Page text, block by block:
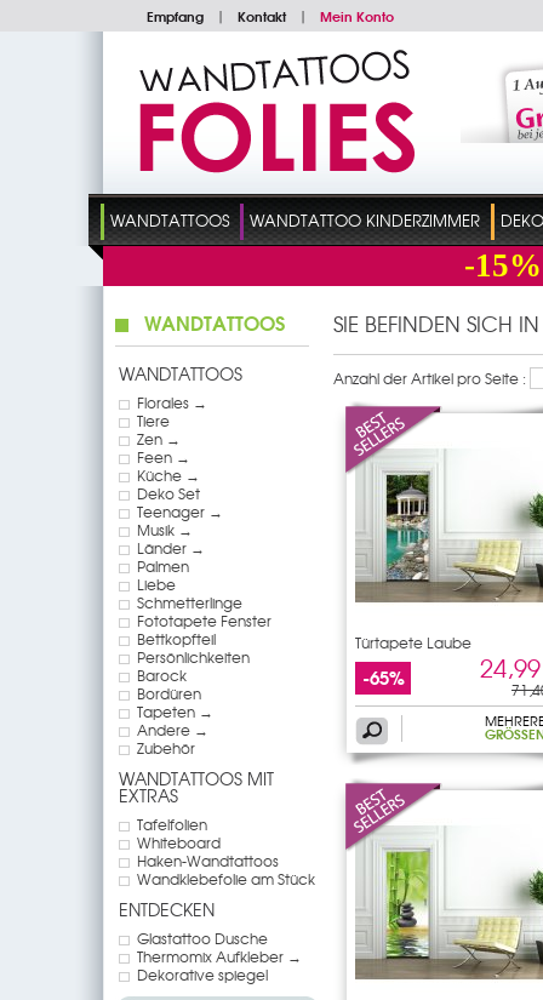
Empfang | Kontakt | Mein Konto
WANDTATTOOS WANDTATTOO KINDERZIMMER
-15%
WANDTATTOOS
WANDTATTOOS
Florales →
Tiere
Zen →
Feen →
Küche →
Deko Set
Teenager →
Musik →
Länder →
Palmen
Liebe
Schmetterlinge
Fototapete Fenster
Bettkopfteil
Persönlichkeiten
Barock
Bordüren
Tapeten →
Andere →
Zubehör
WANDTATTOOS MIT
EXTRAS
Tafelfolien
Whiteboard
Haken-Wandtattoos
Wandklebefolie am Stück
ENTDECKEN
Glastattoo Dusche
Thermomix Aufkleber →
Dekorative spiegel
SIE BEFINDEN SICH
Anzahl der Artikel pro Seite :
Türtapete Laube
-65%
GRÖSSEN